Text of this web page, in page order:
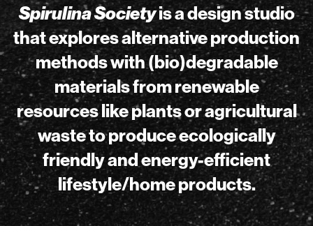
Spirulina Societyis a design studio
that explores alternative production
methods with (bio)degradable
materials from renewable
resources like plants or agricultural
waste to produce ecologically
friendly and energy-efficient
lifestyle/home products.